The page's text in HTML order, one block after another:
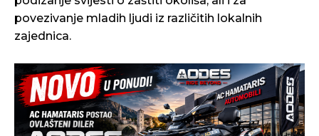
povezivanje mladih ljudi iz različitih lokalnih
zajednica.